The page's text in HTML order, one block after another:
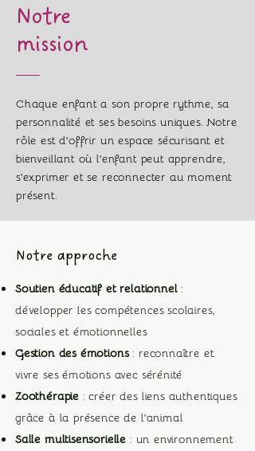
Notre
mission
Chaque enfant a son propre rythme, sa
personnalité et ses besoins uniques. Notre
rôle est d'offrir un espace sécurisant et
bienveillant où l'enfant peut apprendre,
s'exprimer et se reconnecter au moment
présent.
Notre approche
Soutien éducatif et relationnel:
développer les compétences scolaires,
sociales et émotionnelles
Gestion des émotions: reconnaître et
vivre ses émotions avec sérénité
Zoothérapie : créer des liens authentiques
grâce à la présence de l'animal
Salle multisensorielle : un environnement